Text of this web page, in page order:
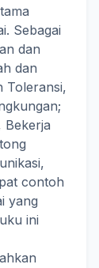
Sebagai
dan
dan
Toleransi,
Bekerja
contoh
yang
ini